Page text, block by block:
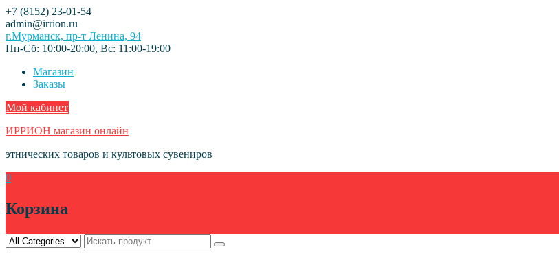
Skip
to
content
+7 (8152) 23-01-54
admin@irrion.ru
г.Мурманск, пр-т Ленина, 94
Пн-Сб: 10:00-20:00, Вс: 11:00-19:00
Магазин
Заказы
Мой кабинет
ИРРИОН магазин онлайн
этнических товаров и культовых сувениров
0
Корзина